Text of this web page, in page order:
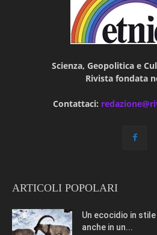
Scienza, Geopolitica e
Rivista fondata
Contattaci:
ARTICOLI POPOLARI
Un ecocidio in
anche in un...